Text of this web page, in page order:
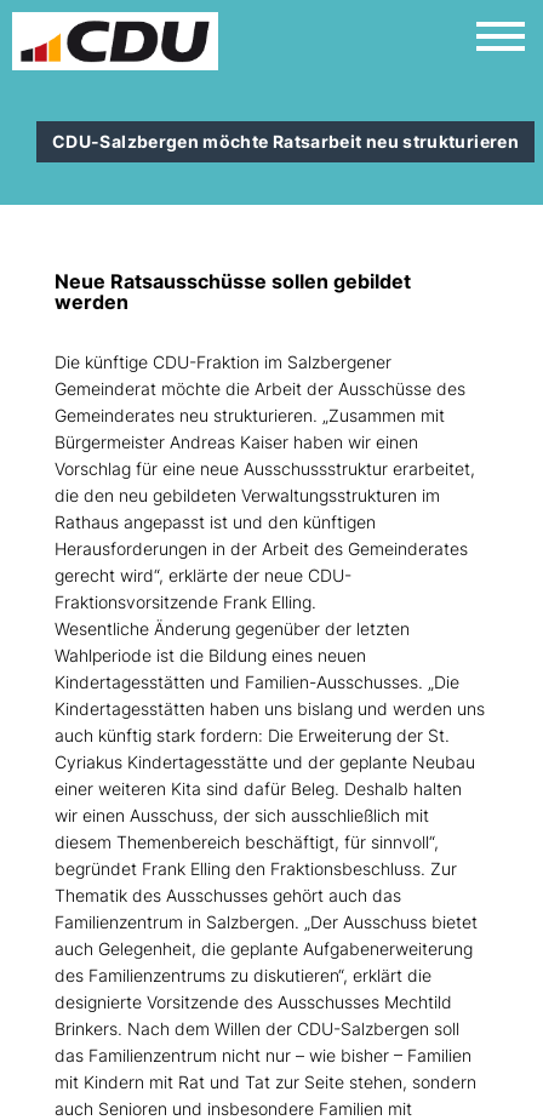
CDU-Salzbergen möchte Ratsarbeit neu strukturieren
Neue Ratsausschüsse sollen gebildet
werden
Die künftige CDU-Fraktion im Salzbergener
Gemeinderat möchte die Arbeit der Ausschüsse des
Gemeinderates neu strukturieren. „Zusammen mit
Bürgermeister Andreas Kaiser haben wir einen
Vorschlag für eine neue Ausschussstruktur erarbeitet,
die den neu gebildeten Verwaltungsstrukturen im
Rathaus angepasst ist und den künftigen
Herausforderungen in der Arbeit des Gemeinderates
gerecht wird“, erklärte der neue CDU-
Fraktionsvorsitzende Frank Elling.
Wesentliche Änderung gegenüber der letzten
Wahlperiode ist die Bildung eines neuen
Kindertagesstätten und Familien-Ausschusses. „Die
Kindertagesstätten haben uns bislang und werden uns
auch künftig stark fordern: Die Erweiterung der St.
Cyriakus Kindertagesstätte und der geplante Neubau
einer weiteren Kita sind dafür Beleg. Deshalb halten
wir einen Ausschuss, der sich ausschließlich mit
diesem Themenbereich beschäftigt, für sinnvoll“,
begründet Frank Elling den Fraktionsbeschluss. Zur
Thematik des Ausschusses gehört auch das
Familienzentrum in Salzbergen. „Der Ausschuss bietet
auch Gelegenheit, die geplante Aufgabenerweiterung
des Familienzentrums zu diskutieren“, erklärt die
designierte Vorsitzende des Ausschusses Mechtild
Brinkers. Nach dem Willen der CDU-Salzbergen soll
das Familienzentrum nicht nur – wie bisher – Familien
mit Kindern mit Rat und Tat zur Seite stehen, sondern
auch Senioren und insbesondere Familien mit